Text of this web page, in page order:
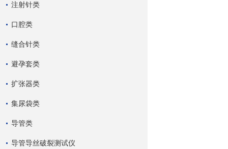
注射针类
口腔类
缝合针类
避孕套类
扩张器类
集尿袋类
导管类
导管导丝破裂测试仪